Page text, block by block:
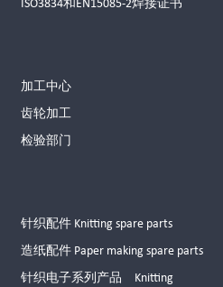
ISO3834和EN15085-2焊接证书
加工中心
齿轮加工
检验部门
针织配件 Knitting spare parts
造纸配件 Paper making spare parts
针织电子系列产品 Knitting